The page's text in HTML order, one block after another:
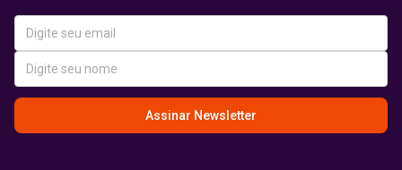
Assinar Newsletter